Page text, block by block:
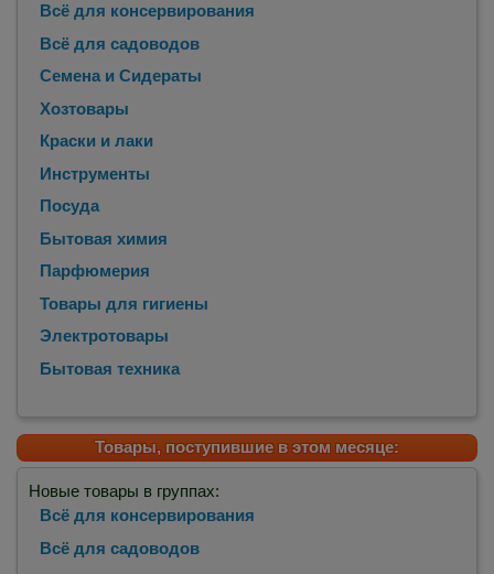
Всё для консервирования
Всё для садоводов
Семена и Сидераты
Хозтовары
Краски и лаки
Инструменты
Посуда
Бытовая химия
Парфюмерия
Товары для гигиены
Электротовары
Бытовая техника
Товары, поступившие в этом месяце:
Новые товары в группах:
Всё для консервирования
Всё для садоводов